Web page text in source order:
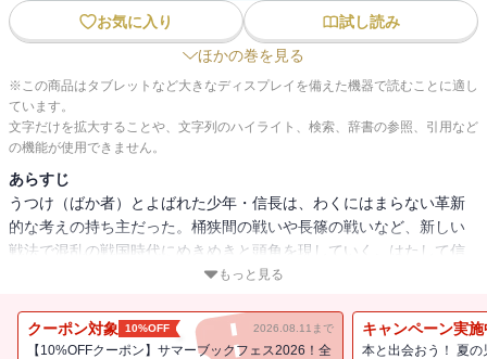
お気に入り
試し読み
ほかの巻を見る
※この商品はタブレットなど大きなディスプレイを備えた機器で読むことに適し
ています。
文字だけを拡大することや、文字列のハイライト、検索、辞書の参照、引用など
の機能が使用できません。
あらすじ
うつけ（ばか者）とよばれた少年・信長は、わくにはまらない革新
的な考えの持ち主だった。桶狭間の戦いや長篠の戦いなど、新しい
戦法で混乱の戦国時代にめきめきと頭角を現していく。はたして信
長は天下統一することはできるのか・・・!?■『織田信長』監修 山本
に入れた織田信長は、足利義昭を奉じて京都に上り、周囲の戦国大
名を打ち破り、義昭も追放してほぼ天下を手中にします。その生涯
もっと見る
クーポン対象 10%OFF 2026.08.11まで
【10%OFFクーポン】サマーブックフェス2026！全
キャンペーン実施
本と出会おう！ 夏の